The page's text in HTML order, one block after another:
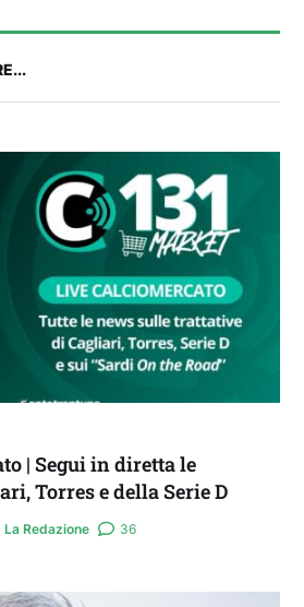
con la Bora è come andare al
Ora obiettivo Lunigiana”
| Segui in diretta le
Torres e della Serie D
La Redazione 36